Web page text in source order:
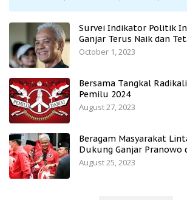
Survei Indikator Politik
Ganjar Terus Naik dan
October 1, 2023
Bersama Tangkal
Pemilu 2024
August 27, 2023
Beragam Masyarakat
Dukung Ganjar Pranowo
August 25, 2023